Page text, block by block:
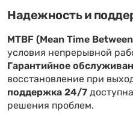
Надежность и
MTBF (Mean Time
условия непрерывной
Гарантийное
восстановление при
поддержка 24/7
решения проблем.